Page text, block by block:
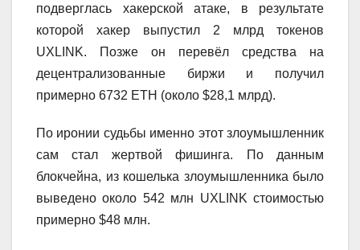
подверглась хакерской атаке, в результате
которой хакер выпустил 2 млрд токенов
UXLINK. Позже он перевёл средства на
децентрализованные биржи и получил
примерно 6732 ETH (около $28,1 млрд).
По иронии судьбы именно этот злоумышленник
сам стал жертвой фишинга. По данным
блокчейна, из кошелька злоумышленника было
выведено около 542 млн UXLINK стоимостью
примерно $48 млн.